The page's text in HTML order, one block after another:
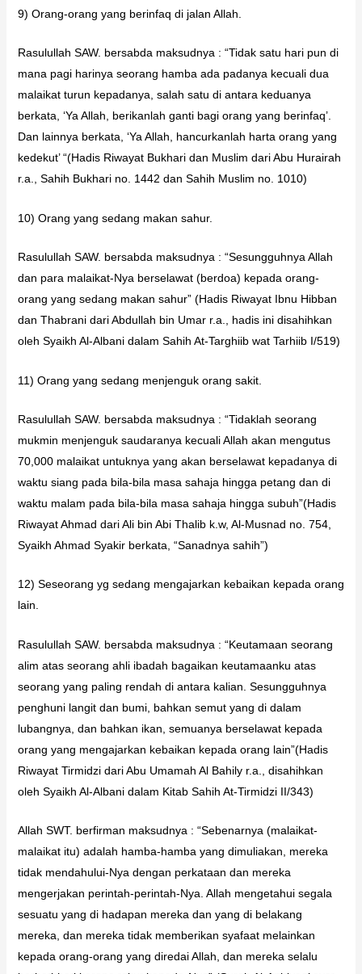
9) Orang-orang yang berinfaq di jalan Allah.
Rasulullah SAW. bersabda maksudnya : “Tidak satu hari pun di
mana pagi harinya seorang hamba ada padanya kecuali dua
malaikat turun kepadanya, salah satu di antara keduanya
berkata, ‘Ya Allah, berikanlah ganti bagi orang yang berinfaq’.
Dan lainnya berkata, ‘Ya Allah, hancurkanlah harta orang yang
kedekut’ “(Hadis Riwayat Bukhari dan Muslim dari Abu Hurairah
r.a., Sahih Bukhari no. 1442 dan Sahih Muslim no. 1010)
10) Orang yang sedang makan sahur.
Rasulullah SAW. bersabda maksudnya : “Sesungguhnya Allah
dan para malaikat-Nya berselawat (berdoa) kepada orang-
orang yang sedang makan sahur” (Hadis Riwayat Ibnu Hibban
dan Thabrani dari Abdullah bin Umar r.a., hadis ini disahihkan
oleh Syaikh Al-Albani dalam Sahih At-Targhiib wat Tarhiib I/519)
11) Orang yang sedang menjenguk orang sakit.
Rasulullah SAW. bersabda maksudnya : “Tidaklah seorang
mukmin menjenguk saudaranya kecuali Allah akan mengutus
70,000 malaikat untuknya yang akan berselawat kepadanya di
waktu siang pada bila-bila masa sahaja hingga petang dan di
waktu malam pada bila-bila masa sahaja hingga subuh”(Hadis
Riwayat Ahmad dari Ali bin Abi Thalib k.w, Al-Musnad no. 754,
Syaikh Ahmad Syakir berkata, “Sanadnya sahih”)
12) Seseorang yg sedang mengajarkan kebaikan kepada orang
lain.
Rasulullah SAW. bersabda maksudnya : “Keutamaan seorang
alim atas seorang ahli ibadah bagaikan keutamaanku atas
seorang yang paling rendah di antara kalian. Sesungguhnya
penghuni langit dan bumi, bahkan semut yang di dalam
lubangnya, dan bahkan ikan, semuanya berselawat kepada
orang yang mengajarkan kebaikan kepada orang lain”(Hadis
Riwayat Tirmidzi dari Abu Umamah Al Bahily r.a., disahihkan
oleh Syaikh Al-Albani dalam Kitab Sahih At-Tirmidzi II/343)
Allah SWT. berfirman maksudnya : “Sebenarnya (malaikat-
malaikat itu) adalah hamba-hamba yang dimuliakan, mereka
tidak mendahului-Nya dengan perkataan dan mereka
mengerjakan perintah-perintah-Nya. Allah mengetahui segala
sesuatu yang di hadapan mereka dan yang di belakang
mereka, dan mereka tidak memberikan syafaat melainkan
kepada orang-orang yang diredai Allah, dan mereka selalu